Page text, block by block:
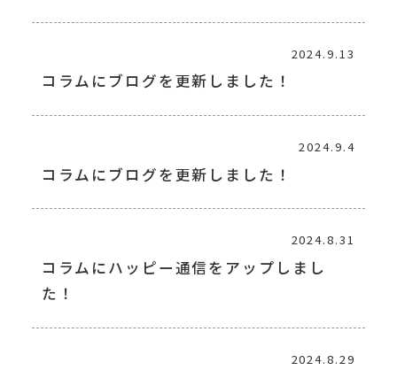
2024.9.13
コラムにブログを更新しました！
2024.9.4
コラムにブログを更新しました！
2024.8.31
コラムにハッピー通信をアップしまし
た！
2024.8.29